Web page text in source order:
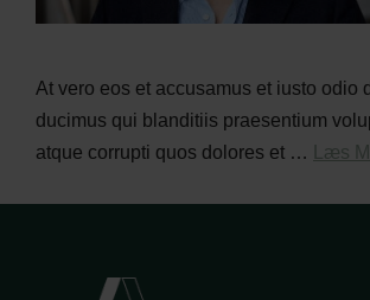
At vero eos et accusamus et iusto odio
ducimus qui blanditiis praesentium
atque corrupti quos dolores et …
Læs